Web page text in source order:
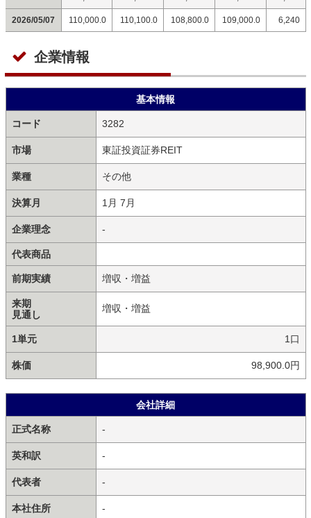
2026/05/07 110,000.0 110,100.0 108,800.0 109,000.0 6,240
企業情報
基本情報
コード 3282
市場 東証投資証券REIT
業種 その他
決算月 1月 7月
企業理念 -
代表商品
前期実績 増収・増益
来期
見通し
増収・増益
1単元 1口
株価 98,900.0円
会社詳細
正式名称 -
英和訳 -
代表者 -
本社住所 -